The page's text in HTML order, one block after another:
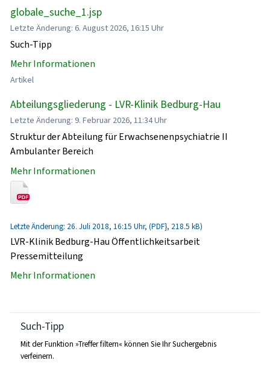
globale_suche_1.jsp
Letzte Änderung: 6. August 2026, 16:15 Uhr
Such-Tipp
Mehr Informationen
Artikel
Abteilungsgliederung - LVR-Klinik Bedburg-Hau
Letzte Änderung: 9. Februar 2026, 11:34 Uhr
Struktur der Abteilung für Erwachsenenpsychiatrie II
Ambulanter Bereich
Mehr Informationen
Letzte Änderung: 26. Juli 2018, 16:15 Uhr, (PDF}, 218.5 kB)
LVR-Klinik Bedburg-Hau Öffentlichkeitsarbeit
Pressemitteilung
Mehr Informationen
Such-Tipp
Mit der Funktion »Treffer filtern« können Sie Ihr Suchergebnis
verfeinern.